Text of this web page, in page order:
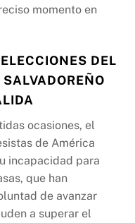
momento en
DEL
ocasiones, el
de América
incapacidad para
que han
de avanzar
a superar el